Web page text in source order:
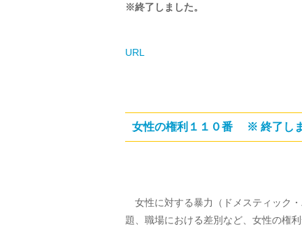
※終了しました。
URL
女性の権利１１０番 ※ 終了しま
女性に対する暴力（ドメスティック
題、職場における差別など、女性の権